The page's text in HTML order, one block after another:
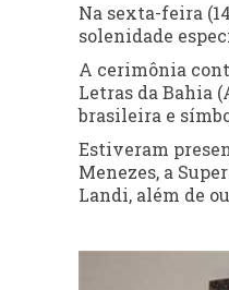
Na sexta-feira
solenidade
A cerimônia
Letras da Bahia
brasileira e
Estiveram
Menezes, a
Landi, além de